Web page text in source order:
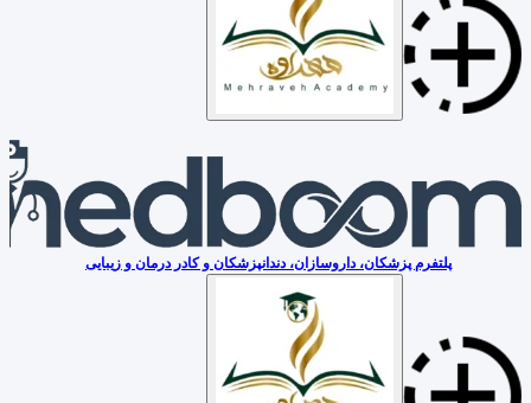
پلتفرم پزشکان، داروسازان، دندانپزشکان و کادر درمان و زیبایی